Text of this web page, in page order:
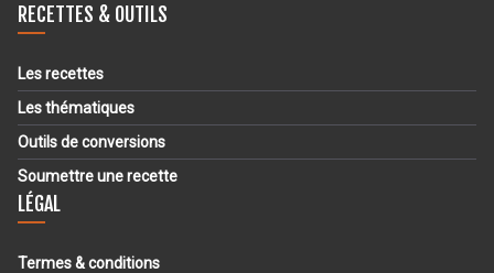
RECETTES & OUTILS
Les recettes
Les thématiques
Outils de conversions
Soumettre une recette
LÉGAL
Termes & conditions